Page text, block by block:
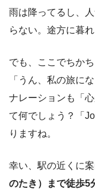
雨は降ってるし、
らない。途方に暮れ
でも、ここでちか
「うん、私の旅に
ナレーションも「
て何でしょう？「
りますね。
幸い、駅の近くに
のたき）まで徒歩5